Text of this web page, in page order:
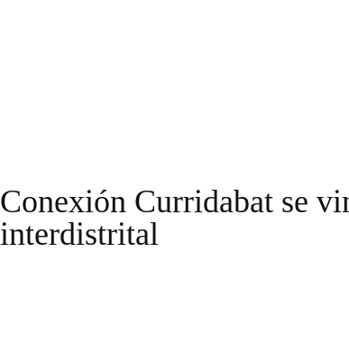
Conexión Curridabat se
interdistrital